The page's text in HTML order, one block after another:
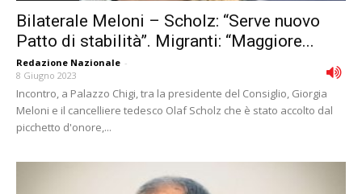
Bilaterale Meloni – Scholz: “Serve nuovo
Patto di stabilità”. Migranti: “Maggiore...
Redazione Nazionale -
8 Giugno 2023
Incontro, a Palazzo Chigi, tra la presidente del Consiglio, Giorgia
Meloni e il cancelliere tedesco Olaf Scholz che è stato accolto dal
picchetto d'onore,...